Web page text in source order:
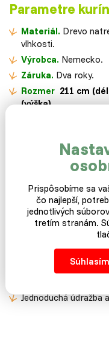
Parametre
Materiál. Drevo
vlhkosti.
Výrobca. Nemecko.
Záruka. Dva roky.
Rozmer 211 cm
(výška)
Dva balíky
Množstvo sliepok.
Výhody pre
Kurníks voľným
Znášková krabice so
Materiál odolný proti
Optické zvýraznenie
Jednoduchá údražba
Prispôsobíme sa
čo najlepší,
jednotlivých
tretím stranám.
Súhlasím